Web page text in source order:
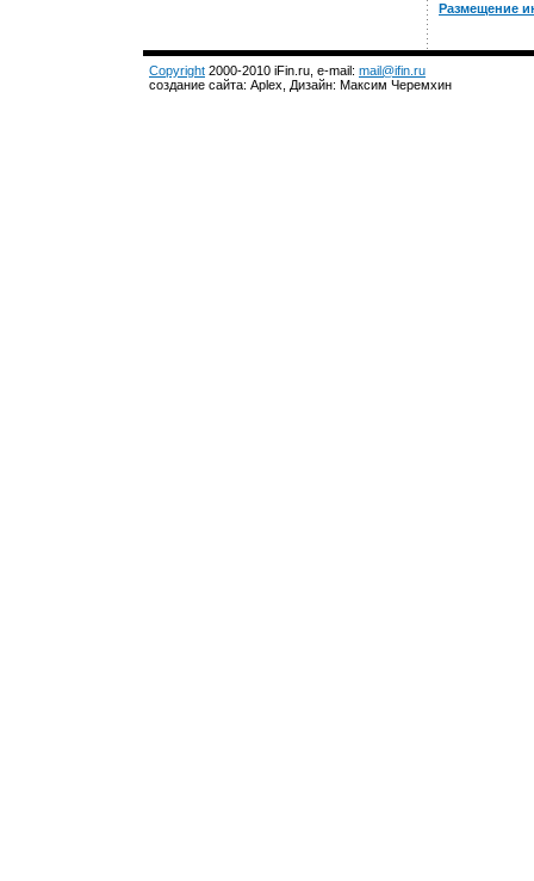
Размещение
Copyright 2000-2010 iFin.ru, e-mail: mail@ifin.ru
создание сайта: Aplex, Дизайн: Максим Черемхин